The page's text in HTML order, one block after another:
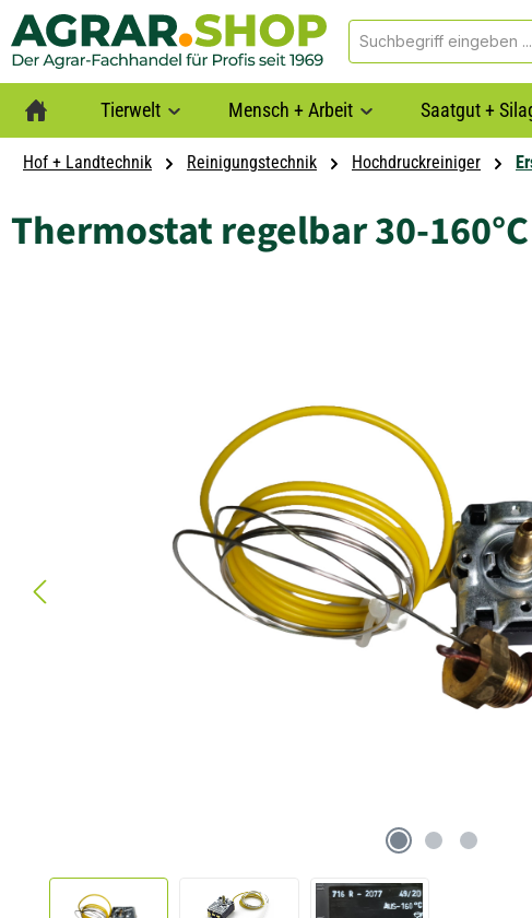
Zur Hauptnavigation springen
Tierwelt Mensch + Arbeit Saatgut +
Hof + Landtechnik Reinigungstechnik Hochdruckreiniger
Thermostat regelbar 30-